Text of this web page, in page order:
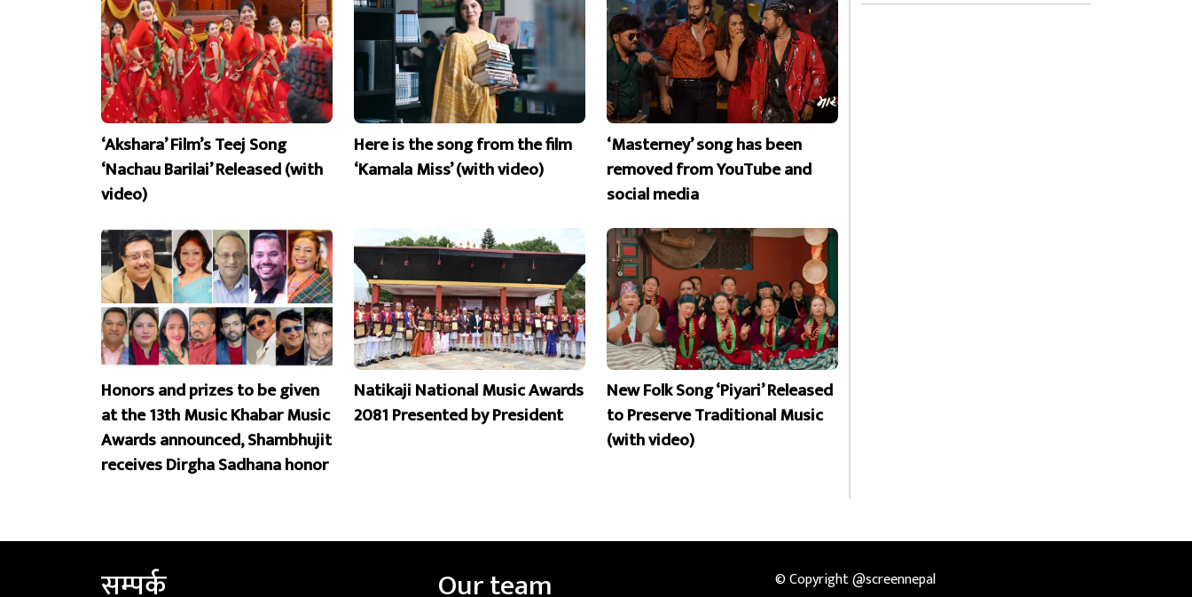
‘Akshara’ Film’s Teej Song
‘Nachau Barilai’ Released (with
video)
Here is the song from the film
‘Kamala Miss’ (with video)
‘Masterney’ song has been
removed from YouTube and
social media
Honors and prizes to be given
at the 13th Music Khabar Music
Awards announced, Shambhujit
receives Dirgha Sadhana honor
Natikaji National Music Awards
2081 Presented by President
New Folk Song ‘Piyari’ Released
to Preserve Traditional Music
(with video)
सम्पर्क Our team © Copyright @screennepal